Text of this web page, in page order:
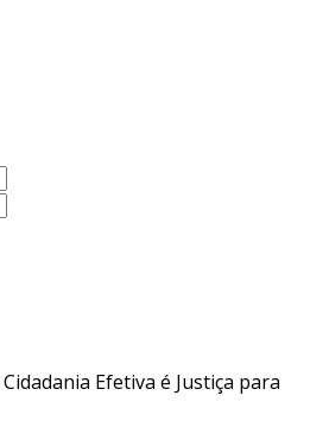
Efetiva é Justiça para